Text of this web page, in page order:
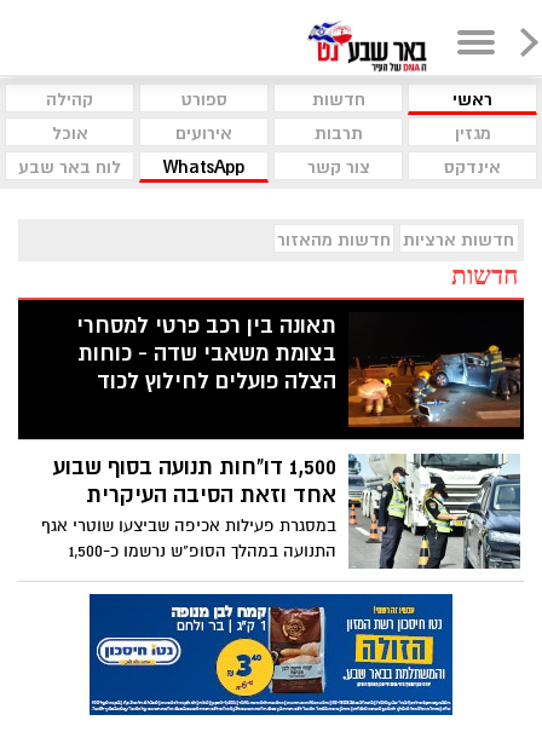
ראשי חדשות ספורט
קהילה
מגזין
תרבות אירועים
אוכל
אינדקס
צור קשר WhatsApp לוח באר שבע
חדשות ארציות חדשות מהאזור
חדשות
תאונה בין רכב פרטי למסחרי
בצומת משאבי שדה - כוחות
הצלה פועלים לחילוץ לכוד
1,500 דו"חות תנועה בסוף שבוע
אחד וזאת הסיבה העיקרית
במסגרת פעילות אכיפה שביצעו שוטרי אגף
התנועה במהלך הסופ"ש נרשמו כ-1,500
דו"חות תנועה בדגש לעבירות מסכנות חיים
ובריונות כביש
נעצר לבדיקה שגרתית ואז התברר
לשוטרים כי הוא חולה קורונה
שמפר בידוד
במסגרת המאבק הלאומי בהתפשטות נגיף